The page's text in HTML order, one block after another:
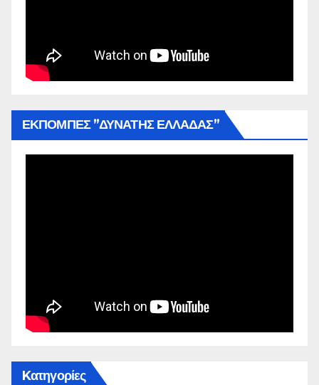
ΕΚΠΟΜΠΕΣ ”ΔΥΝΑΤΗΣ ΕΛΛΑΔΑΣ”
Kατηγορίες